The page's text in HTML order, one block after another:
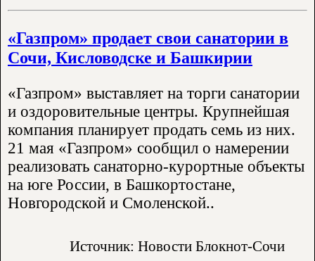
«Газпром» продает свои санатории в
Сочи, Кисловодске и Башкирии
«Газпром» выставляет на торги санатории
и оздоровительные центры. Крупнейшая
компания планирует продать семь из них.
21 мая «Газпром» сообщил о намерении
реализовать санаторно-курортные объекты
на юге России, в Башкортостане,
Новгородской и Смоленской..
Источник: Новости Блокнот-Сочи